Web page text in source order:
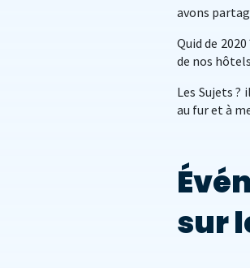
avons
Quid de
de nos
Les Sujets ?
au fur et à
sur